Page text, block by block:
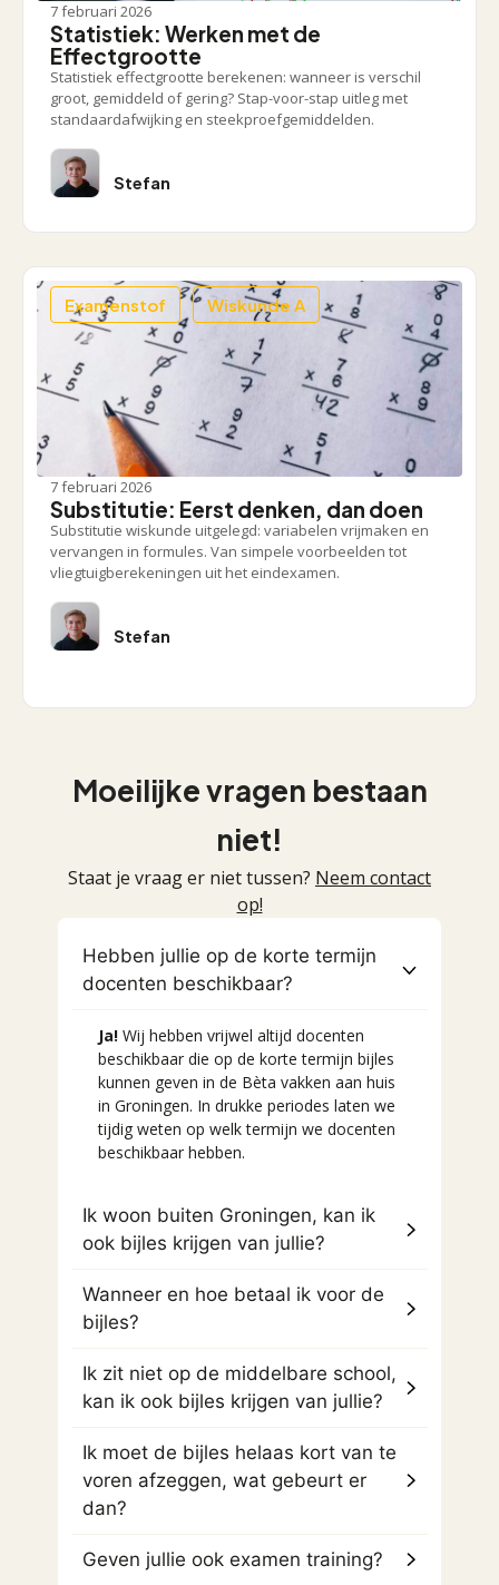
7 februari 2026
Statistiek: Werken met de
Effectgrootte
Statistiek effectgrootte berekenen: wanneer is verschil
groot, gemiddeld of gering? Stap-voor-stap uitleg met
standaardafwijking en steekproefgemiddelden.
Stefan
Examenstof Wiskunde A
7 februari 2026
Substitutie: Eerst denken, dan doen
Substitutie wiskunde uitgelegd: variabelen vrijmaken en
vervangen in formules. Van simpele voorbeelden tot
vliegtuigberekeningen uit het eindexamen.
Stefan
Moeilijke vragen bestaan
niet!
Staat je vraag er niet tussen? Neem contact
op!
Hebben jullie op de korte termijn
docenten beschikbaar?
Ja! Wij hebben vrijwel altijd docenten
beschikbaar die op de korte termijn bijles
kunnen geven in de Bèta vakken aan huis
in Groningen. In drukke periodes laten we
tijdig weten op welk termijn we docenten
beschikbaar hebben.
Ik woon buiten Groningen, kan ik
ook bijles krijgen van jullie?
Wanneer en hoe betaal ik voor de
bijles?
Ik zit niet op de middelbare school,
kan ik ook bijles krijgen van jullie?
Ik moet de bijles helaas kort van te
voren afzeggen, wat gebeurt er
dan?
Geven jullie ook examen training?